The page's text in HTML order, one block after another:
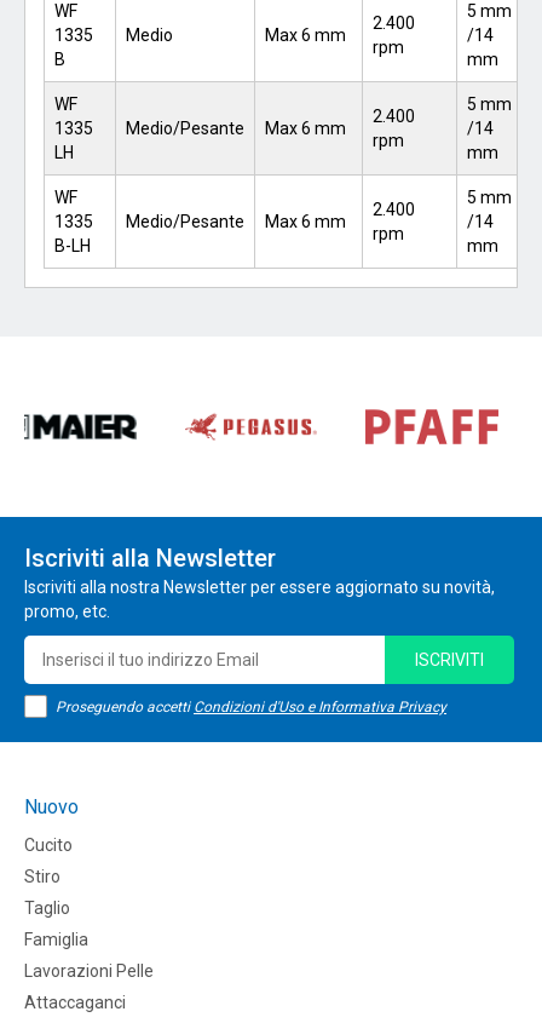
WF
1335
B
Medio Max 6 mm
2.400
rpm
5 mm
/14
mm
WF
1335
LH
Medio/Pesante Max 6 mm
2.400
rpm
5 mm
/14
mm
WF
1335
B-LH
Medio/Pesante Max 6 mm
2.400
rpm
5 mm
/14
mm
Iscriviti alla Newsletter
Iscriviti alla nostra Newsletter per essere aggiornato su novità,
promo, etc.
Proseguendo accetti Condizioni d'Uso e Informativa Privacy
ISCRIVITI
Nuovo
Cucito
Stiro
Taglio
Famiglia
Lavorazioni Pelle
Attaccaganci